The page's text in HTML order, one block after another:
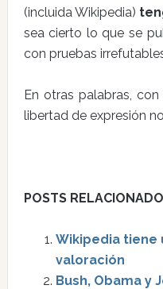
(incluida Wikipedia)
sea cierto lo que se
con pruebas
En otras palabras,
libertad de expresión
POSTS
Wikipedia tiene
valoración
Bush, Obama y